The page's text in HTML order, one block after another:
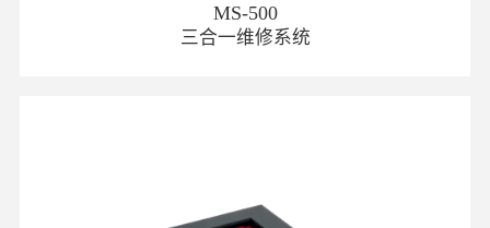
MS-500
三合一维修系统